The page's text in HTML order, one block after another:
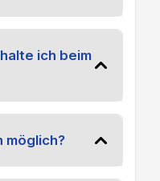
ich beim
möglich?